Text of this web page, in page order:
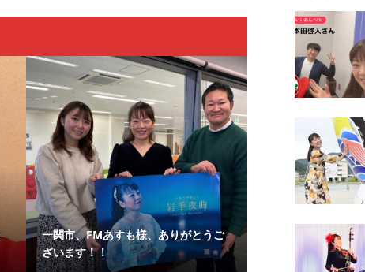
一関市、FMあすも様、ありがとうご
ざいます！！